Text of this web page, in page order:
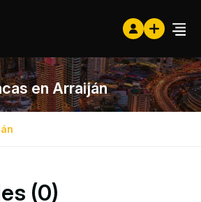
en Arraiján
(0)